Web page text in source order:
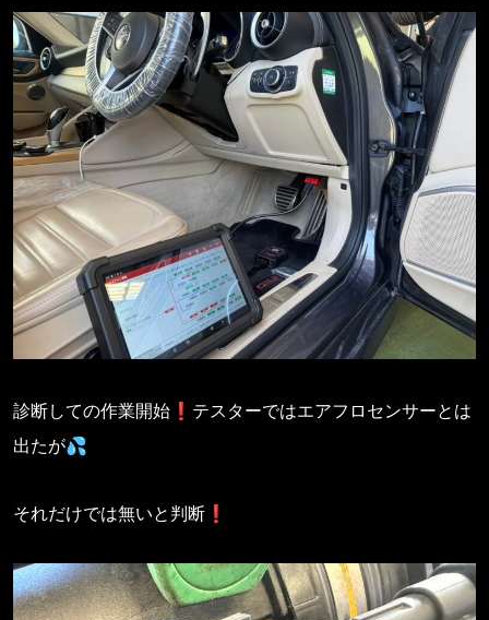
診断しての作業開始❗️テスターではエアフロセンサーとは
出たが💦
それだけでは無いと判断❗️